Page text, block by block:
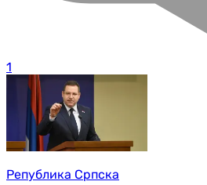
1
Република Српска